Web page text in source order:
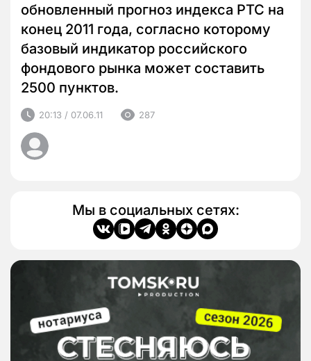
обновленный прогноз индекса РТС на
конец 2011 года, согласно которому
базовый индикатор российского
фондового рынка может составить
2500 пунктов.
20:13 / 07.06.11 287
Мы в социальных сетях: